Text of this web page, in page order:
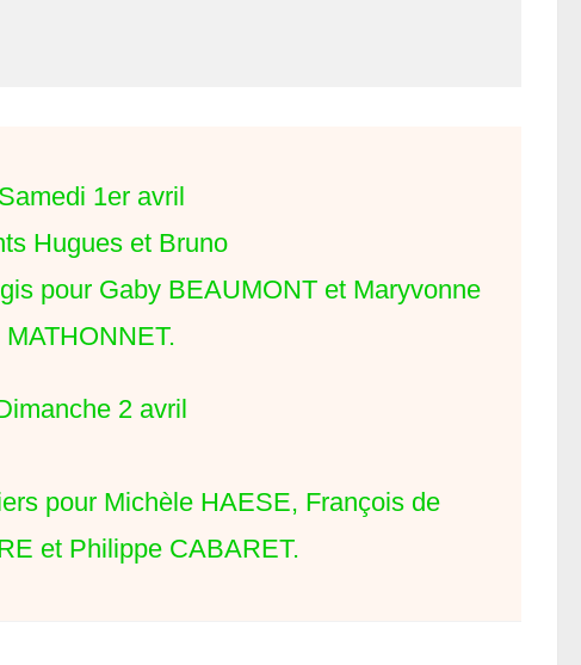
Samedi 1er avril
Hugues et Bruno
pour Gaby BEAUMONT et Maryvonne
MATHONNET.
2 avril
pour Michèle HAESE, François de
et Philippe CABARET.